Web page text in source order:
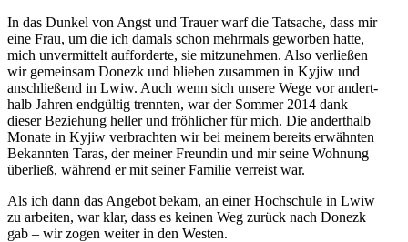
In das Dunkel von Angst und Trauer warf die Tat­sa­che, dass mir
eine Frau, um die ich damals schon mehr­mals gewor­ben hatte,
mich unver­mit­telt auf­for­derte, sie mit­zu­neh­men. Also ver­lie­ßen
wir gemein­sam Donezk und blieben zusam­men in Kyjiw und
anschlie­ßend in Lwiw. Auch wenn sich unsere Wege vor andert­
halb Jahren end­gül­tig trenn­ten, war der Sommer 2014 dank
dieser Bezie­hung heller und fröh­li­cher für mich. Die andert­halb
Monate in Kyjiw ver­brach­ten wir bei meinem bereits erwähn­ten
Bekann­ten Taras, der meiner Freun­din und mir seine Wohnung
über­ließ, während er mit seiner Familie ver­reist war.
Als ich dann das Angebot bekam, an einer Hoch­schule in Lwiw
zu arbei­ten, war klar, dass es keinen Weg zurück nach Donezk
gab – wir zogen weiter in den Westen.